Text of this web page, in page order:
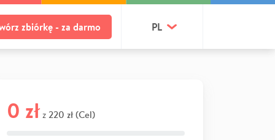
zbiórkę - za darmo PL
0 zł z 220 zł (Cel)